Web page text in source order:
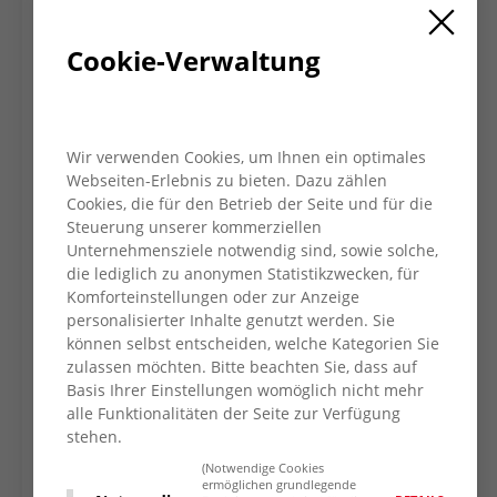
„Zuerst findet die Übergabe der Kolleg*innen
verteilt. Wir kümmern uns um alle nötigen
Pflegemaßnahmen bei den Bewohner*innen,
Tisch nett ein und führen die
Bewohner*innen in den Speisesaal“, erzählt
Varlette. Alle Aufgaben werden nach
Dienstschluss auch dokumentiert. Zu ihrem
Wohnbereich 1 gehören 30 Bewohner*innen,
insgesamt leben im Kurt-Schumacher-Haus
derzeit 96 Senior*innen. Christiane Holstein
ist Ausbildungskoordinatorin in der Pflege
beim AWO Kreisverband und zeigt sich
begeistert vom Einsatz und der Motivation
der jungen Frau aus Kamerun: „Ich finde es
absolut beeindruckend, wie Varlette hier
ihren Alltag meistert. So weit weg von
Cookie-Verwaltung
Wir verwenden Cookies, um Ihnen ein optimales
Webseiten-Erlebnis zu bieten. Dazu zählen
Cookies, die für den Betrieb der Seite und für die
Steuerung unserer kommerziellen
Unternehmensziele notwendig sind, sowie solche,
die lediglich zu anonymen Statistikzwecken, für
Komforteinstellungen oder zur Anzeige
personalisierter Inhalte genutzt werden. Sie
können selbst entscheiden, welche Kategorien Sie
zulassen möchten. Bitte beachten Sie, dass auf
Basis Ihrer Einstellungen womöglich nicht mehr
alle Funktionalitäten der Seite zur Verfügung
stehen.
(Notwendige Cookies
ermöglichen grundlegende